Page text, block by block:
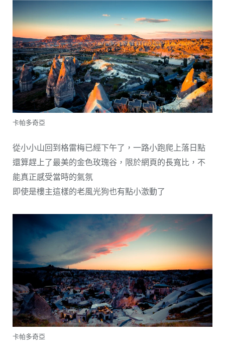
卡帕多奇亞
從小小山回到格雷梅已經下午了，一路小跑爬上落日點
還算趕上了最美的金色玫瑰谷，限於網頁的長寬比，不
能真正感受當時的氣氛
即使是樓主這樣的老風光狗也有點小激動了
卡帕多奇亞